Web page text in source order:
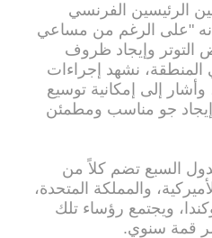
الرئيسين الفرنسي
إنه "على الرغم من مساعي
التوتر وإيجاد ظروف
نشهد إجراءات
إلى إمكانية توسيع
وإيجاد جو مناسب ومطمئن
السبع تضم كلاً من
والمملكة المتحدة،
وكندا، ويجتمع رؤساء تلك
قمة سنوي.